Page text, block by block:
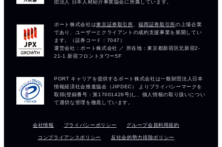
会社情報 プライバシーポリシー グループ会員利用規約
コンプライアンスポリシー 反社会的勢力排除ポリシー